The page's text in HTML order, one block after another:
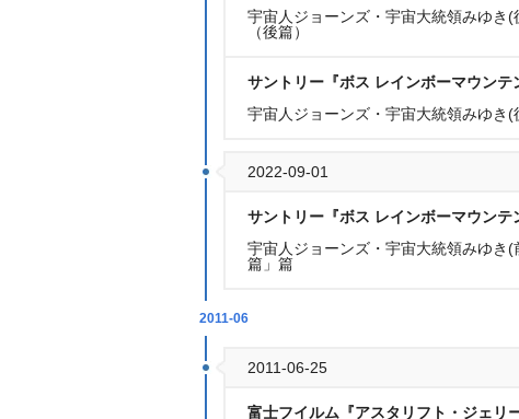
宇宙人ジョーンズ・宇宙大統領みゆき
（後篇）
サントリー『ボス レインボーマウンテ
宇宙人ジョーンズ・宇宙大統領みゆき
2022-09-01
サントリー『ボス レインボーマウンテ
宇宙人ジョーンズ・宇宙大統領みゆ
篇」篇
2011-06
2011-06-25
富士フイルム『アスタリフト・ジェリ